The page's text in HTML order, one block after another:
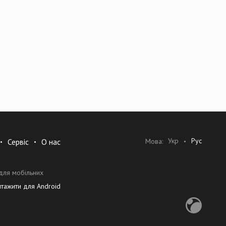
Микрофоны 900-й серии в большинстве случаев
без ущерба комфортности при длительном ношении
Сервіс О нас
мобільних
для Android
Мова: Укр Рус